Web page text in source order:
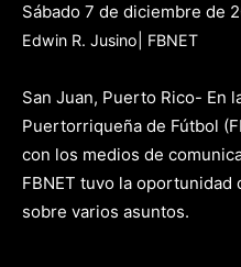
Sábado 7 de diciembre de
Edwin R. Jusino| FBNET
San Juan, Puerto Rico- En
Puertorriqueña de Fútbol
con los medios de
FBNET tuvo la oportunidad
sobre varios asuntos.